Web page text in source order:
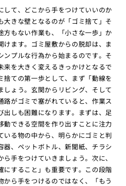
して、どこから手をつけていいのか
大きな壁となるのが「ゴミ捨て」そ
方もない作業も、「小さな一歩」か
けます。ゴミ屋敷からの脱却は、ま
ンプルな行為から始まるのです。そ
来を大きく変えるきっかけとなるで
捨ての第一歩として、まず「動線を
しょう。玄関からリビング、そして
路がゴミで塞がれていると、作業ス
出しも困難になります。まずは、足
動できる空間を作り出すことに注力
いる物の中から、明らかにゴミと判
器、ペットボトル、新聞紙、チラシ
手をつけていきましょう。次に、
にすること」も重要です。この段階
から手をつけるのではなく、「もう